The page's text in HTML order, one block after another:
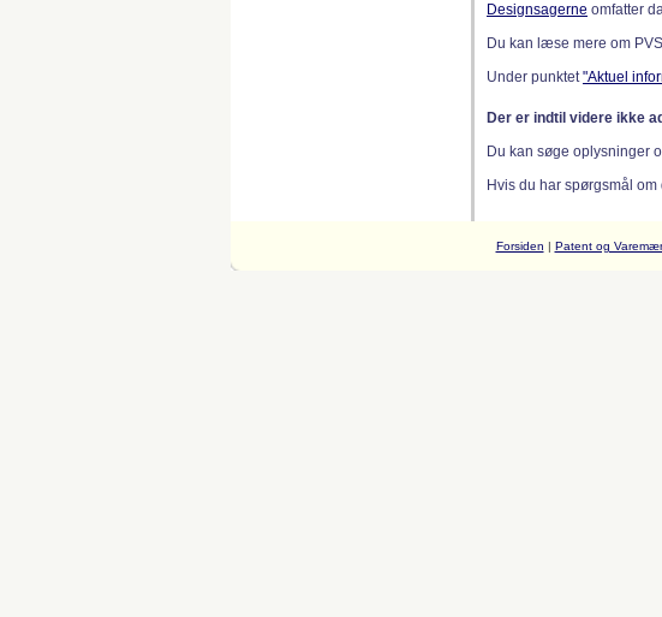
Designsagerne omfatter
Du kan læse mere om
Under punktet"Aktuel
Der er indtil videre ikke
Du kan søge oplysninger
Hvis du har spørgsmål
Forsiden | Patent og